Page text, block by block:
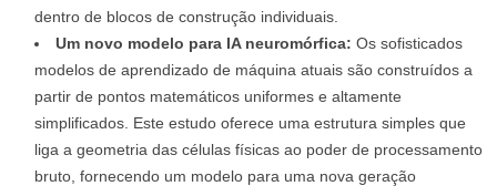
dentro de blocos de construção individuais.
Um novo modelo para IA neuromórfica: Os sofisticados
modelos de aprendizado de máquina atuais são construídos a
partir de pontos matemáticos uniformes e altamente
simplificados. Este estudo oferece uma estrutura simples que
liga a geometria das células físicas ao poder de processamento
bruto, fornecendo um modelo para uma nova geração